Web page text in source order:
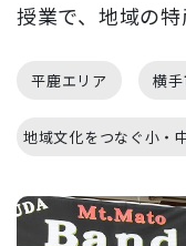
授業で、地域の
平鹿エリア 横
地域文化をつなぐ小・